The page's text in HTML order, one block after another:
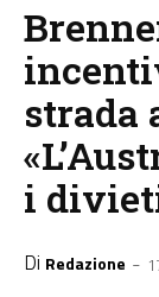
strada
i
Di Redazione -